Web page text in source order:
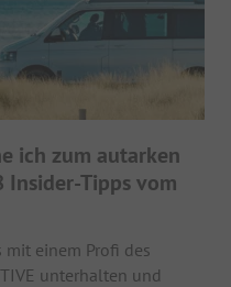
ich zum autarken
Insider-Tipps vom
mit einem Profi des
unterhalten und